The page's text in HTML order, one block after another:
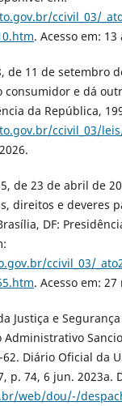
ccivil_03/
. Acesso em: 13
de 11 de setembro
consumidor e dá
da República,
ccivil_03/
de 23 de abril de
direitos e deveres
DF:
ccivil_03/
. Acesso em: 27
Justiça e
Administrativo
Diário Oficial da
p. 74, 6 jun. 2023a.
web/dou/-/